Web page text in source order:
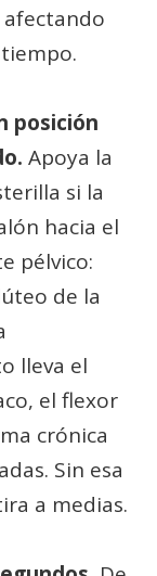
posición
Apoya la
si la
hacia el
pélvico:
de la
lleva el
el flexor
crónica
Sin esa
a medias.